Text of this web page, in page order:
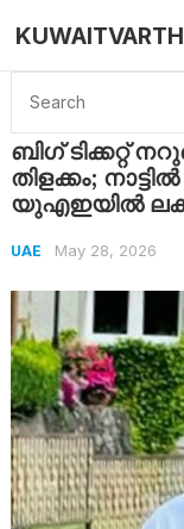
Home UAE ബിഗ്
ബിഗ് ടിക്കറ്റ്
തിളക്കം;
യുഎഇയിൽ
UAE May 28, 2026